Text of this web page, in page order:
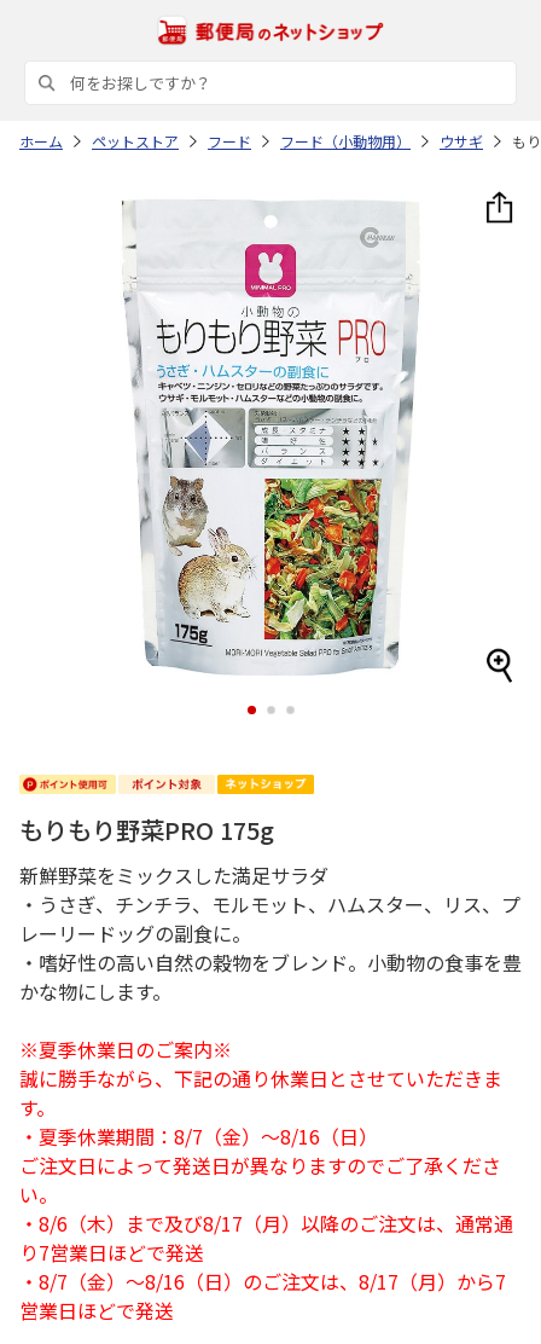
ホーム ペットストア フード フード（小動物用） ウサギ も
1 2 3
もりもり野菜PRO 175g
新鮮野菜をミックスした満足サラダ
・うさぎ、チンチラ、モルモット、ハムスター、リス、プ
レーリードッグの副食に。
・嗜好性の高い自然の穀物をブレンド。小動物の食事を豊
かな物にします。
※夏季休業日のご案内※
誠に勝手ながら、下記の通り休業日とさせていただきま
す。
・夏季休業期間：8/7（金）～8/16（日）
ご注文日によって発送日が異なりますのでご了承くださ
い。
・8/6（木）まで及び8/17（月）以降のご注文は、通常通
り7営業日ほどで発送
・8/7（金）～8/16（日）のご注文は、8/17（月）から7
営業日ほどで発送